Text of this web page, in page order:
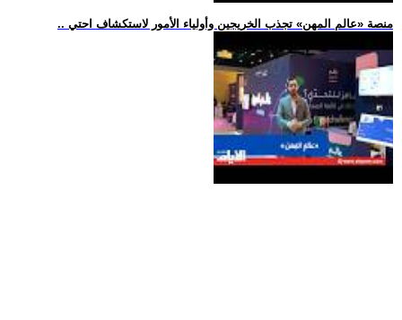
.. منصة «عالم المهن» تجذب الخريجين وأولياء الأمور لاستكشاف احتي